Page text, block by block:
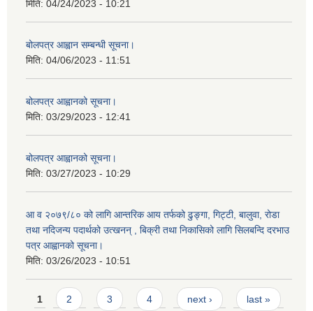
मिति: 04/24/2023 - 10:21
बोलपत्र आह्वान सम्बन्धी सूचना।
मिति: 04/06/2023 - 11:51
बोलपत्र आह्वानको सूचना।
मिति: 03/29/2023 - 12:41
बोलपत्र आह्वानको सूचना।
मिति: 03/27/2023 - 10:29
आ व २०७९/८० को लागि आन्तरिक आय तर्फको ढुङ्गा, गिट्टी, बालुवा, रोडा
तथा नदिजन्य पदार्थको उत्खनन् , बिक्री तथा निकासिको लागि सिलबन्दि दरभाउ
पत्र आह्वानको सूचना।
मिति: 03/26/2023 - 10:51
Pages
1 2 3 4 next › last »